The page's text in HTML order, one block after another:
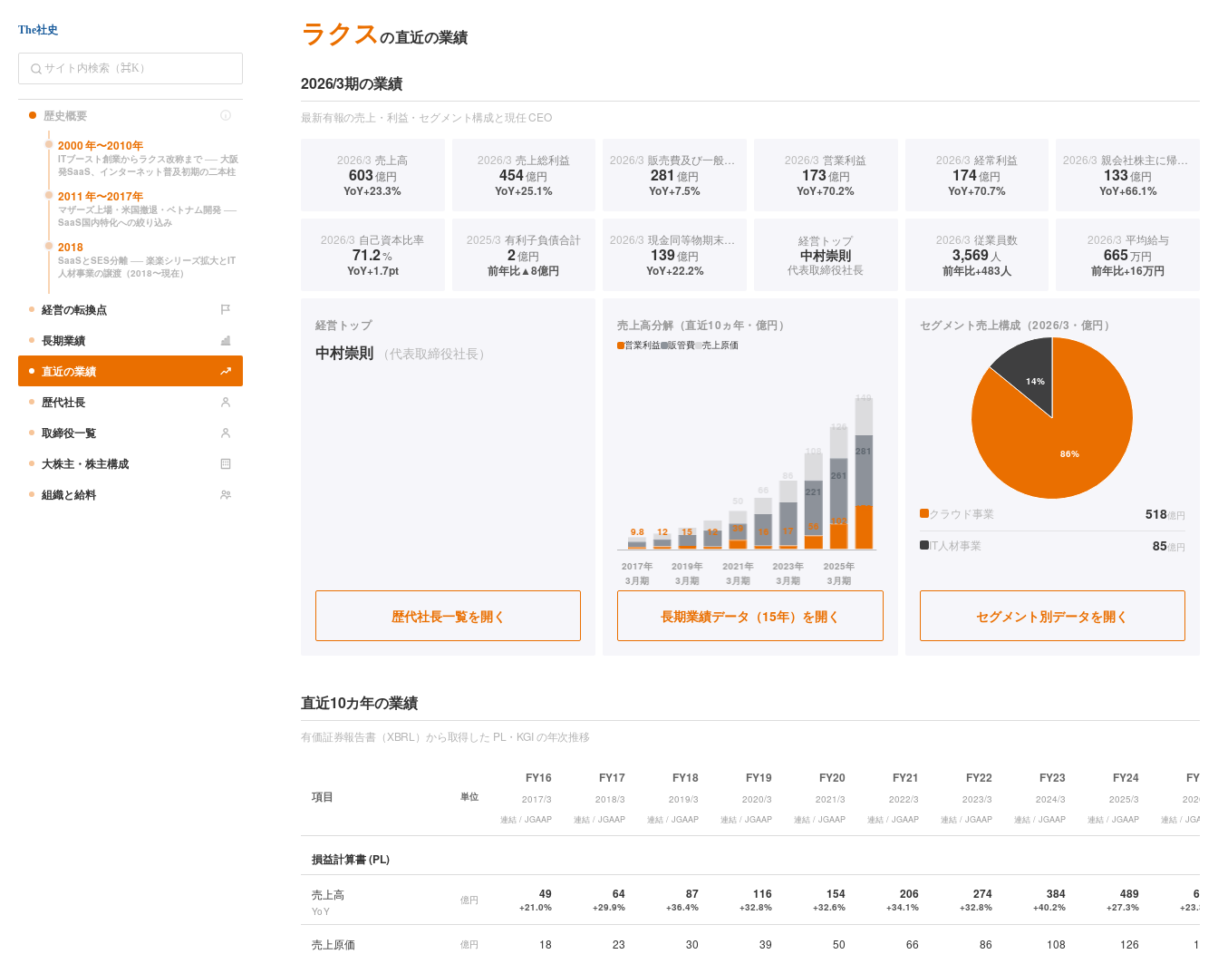
The社史
歴史概要
2000年〜2010年
ITブースト創業からラクス改称まで ── 大阪
発SaaS、インターネット普及初期の二本柱
2011 年〜2017年
マザーズ上場・米国撤退・ベトナム開発 ──
SaaS国内特化への絞り込み
2018
SaaSとSES分離 ── 楽楽シリーズ拡大とIT
人材事業の譲渡（2018〜現在）
経営の転換点
長期業績
直近の業績
歴代社長
取締役一覧
大株主・株主構成
組織と給料
ラクスの直近の業績
2026/3期の業績
最新有報の売上・利益・セグメント構成と現任 CEO
2026/3 売上高
603億円
YoY+23.3%
2026/3 売上総利益
454億円
YoY+25.1%
2026/3 販売費及び一般管理費
281 億円
YoY+7.5%
2026/3 営業利益
173億円
YoY+70.2%
2026/3 経常利益
174億円
YoY+70.7%
2026/3 親会社株主に帰属する当期純利益
133億円
YoY+66.1%
2026/3 自己資本比率
71.2%
YoY+1.7pt
2025/3 有利子負債合計
2億円
前年比▲8億円
2026/3 現金同等物期末残高
139億円
YoY+22.2%
経営トップ
中村崇則
代表取締役社長
2026/3 従業員数
3,569 人
前年比+483人
2026/3 平均給与
665万円
前年比+16万円
経営トップ
中村崇則 （代表取締役社長）
歴代社長一覧を開く
売上高分解（直近10ヵ年・億円）
営業利益 販管費 売上原価
長期業績データ（15年）を開く
セグメント売上構成（2026/3・億円）
クラウド事業 518億円
IT人材事業 85億円
セグメント別データを開く
直近10カ年の業績
有価証券報告書（XBRL）から取得した PL・KGI の年次推移
項目 単位
FY16
2017/3
連結 / JGAAP
FY17
2018/3
連結 / JGAAP
FY18
2019/3
連結 / JGAAP
FY19
2020/3
連結 / JGAAP
FY20
2021/3
連結 / JGAAP
FY21
2022/3
連結 / JGAAP
FY22
2023/3
連結 / JGAAP
FY23
2024/3
連結 / JGAAP
FY24
2025/3
連結 / JGAAP
FY25
2026/3
連結 / JGAAP
損益計算書 (PL)
売上高
YoY
億円 49
+21.0%
64
+29.9%
87
+36.4%
116
+32.8%
154
+32.6%
206
+34.1%
274
+32.8%
384
+40.2%
489
+27.3%
603
+23.3%
売上原価 億円 18 23 30 39 50 66 86 108 126 149